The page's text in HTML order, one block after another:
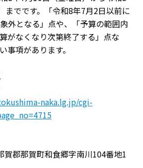
までです。「令和8年7月2日以前に
外となる」点や、「予算の範囲内
がなくなり次第終了する」点な
事項があります。
naka.lg.jp/cgi-
賀郡那賀町和食郷字南川104番地1